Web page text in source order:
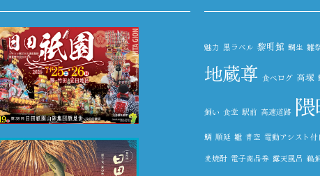
魅力 黒ラベル 黎明館 鯛生 雛
地蔵尊 食べログ 高塚
飼い 食堂 駅前 高速道路
鯛 順延 雛 青空 電動アシスト付
麦焼酎 電子商品券 露天風呂 鵜